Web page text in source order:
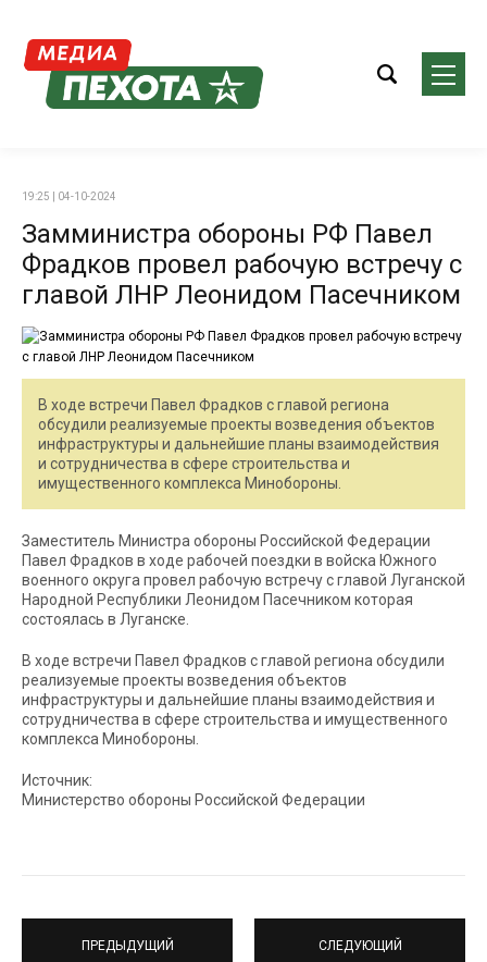
19:25 | 04-10-2024
Замминистра обороны РФ Павел
Фрадков провел рабочую встречу с
главой ЛНР Леонидом Пасечником
В ходе встречи Павел Фрадков с главой региона
обсудили реализуемые проекты возведения объектов
инфраструктуры и дальнейшие планы взаимодействия
и сотрудничества в сфере строительства и
имущественного комплекса Минобороны.
Заместитель Министра обороны Российской Федерации
Павел Фрадков в ходе рабочей поездки в войска Южного
военного округа провел рабочую встречу с главой Луганской
Народной Республики Леонидом Пасечником которая
состоялась в Луганске.
В ходе встречи Павел Фрадков с главой региона обсудили
реализуемые проекты возведения объектов
инфраструктуры и дальнейшие планы взаимодействия и
сотрудничества в сфере строительства и имущественного
комплекса Минобороны.
Источник:
Министерство обороны Российской Федерации
ПРЕДЫДУЩИЙ СЛЕДУЮЩИЙ